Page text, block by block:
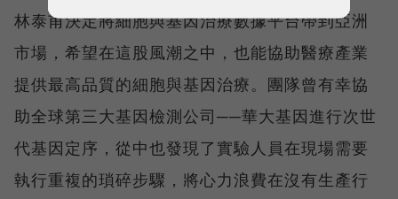
林泰甫決定將細胞與基因治療數據平台帶到亞洲
市場，希望在這股風潮之中，也能協助醫療產業
提供最高品質的細胞與基因治療。團隊曾有幸協
助全球第三大基因檢測公司──華大基因進行次世
代基因定序，從中也發現了實驗人員在現場需要
執行重複的瑣碎步驟，將心力浪費在沒有生產行